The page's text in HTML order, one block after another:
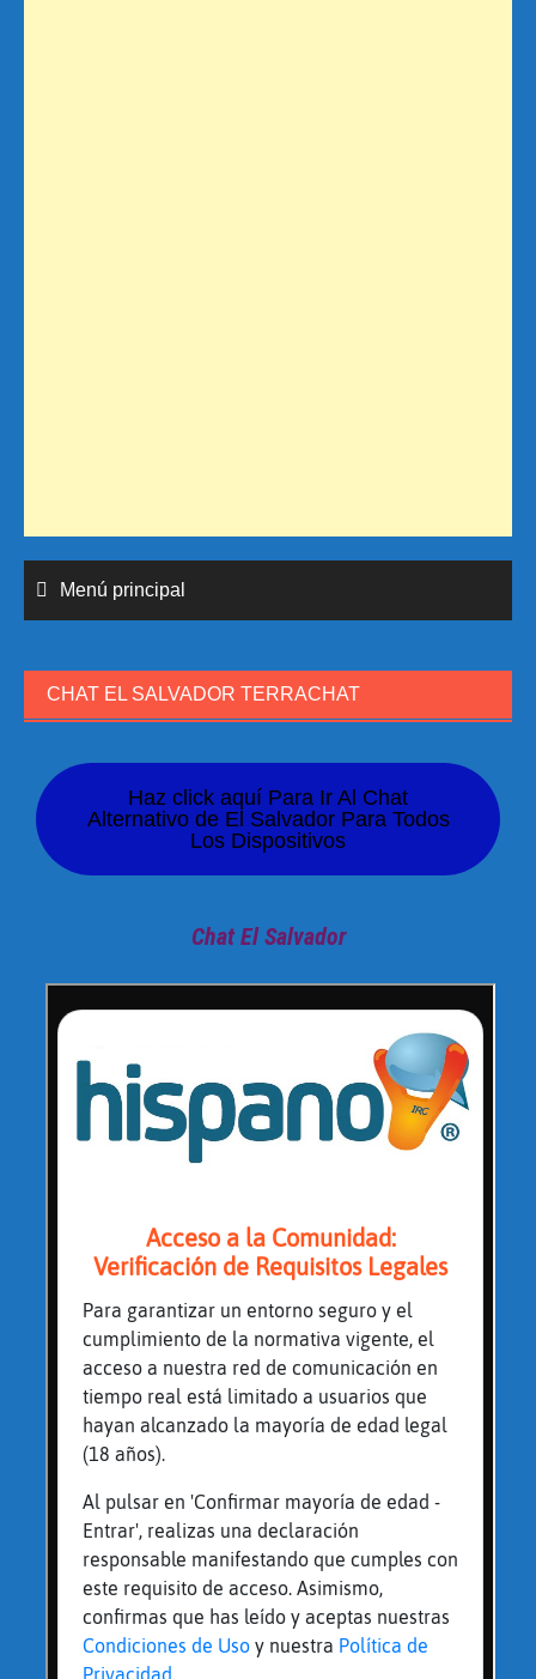
Menú principal
CHAT EL SALVADOR TERRACHAT
Haz click aquí Para Ir Al Chat
Alternativo de El Salvador Para Todos
Los Dispositivos
Chat El Salvador